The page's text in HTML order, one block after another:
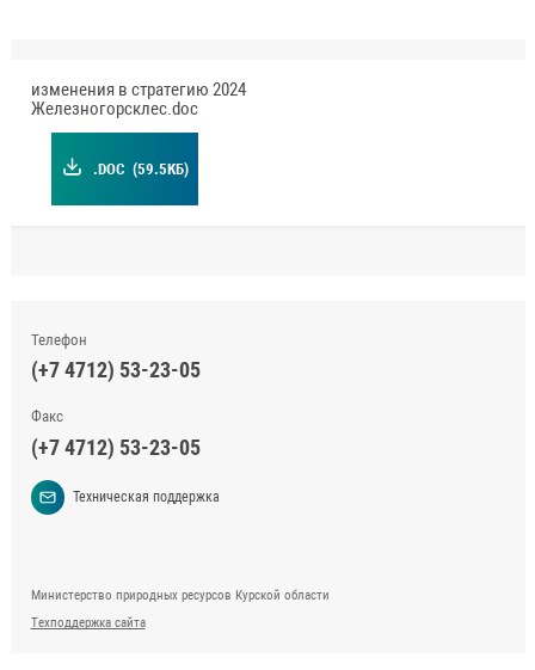
изменения в стратегию 2024
Железногорсклес.doc
.DOC (59.5КБ)
Телефон
(+7 4712) 53-23-05
Факс
(+7 4712) 53-23-05
Техническая поддержка
Министерство природных ресурсов Курской области
Техподдержка сайта